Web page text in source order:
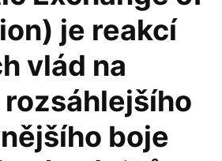
je reakcí
vlád na
boje